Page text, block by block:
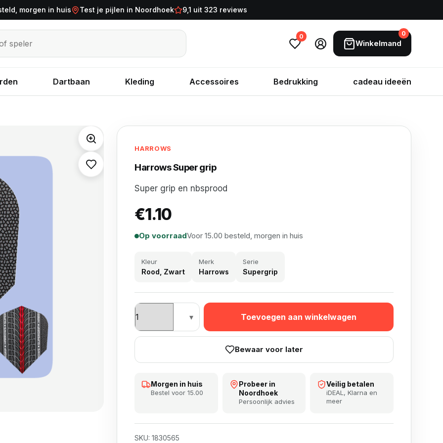
morgen in huis Test je pijlen in Noordhoek 9,1 uit 323 reviews
0 0
Winkelmand
Dartbaan Kleding Accessoires Bedrukking cadeau ideeën
HARROWS
Harrows Super grip
Super grip en nbsprood
€1.10
Op voorraadVoor 15.00 besteld, morgen in huis
Kleur
Rood, Zwart
Merk
Harrows
Serie
Supergrip
Harrows Super grip aantal
Toevoegen aan winkelwagen
Bewaar voor later
Morgen in huis
Bestel voor 15.00
Probeer in
Noordhoek
Persoonlijk advies
Veilig betalen
iDEAL, Klarna en
meer
SKU:1830565